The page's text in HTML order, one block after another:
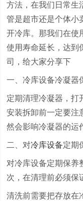
方法，在我们日常生
管是超市还是个体小
开冷库。那我们在使
使用寿命延长，达到
司，给大家分享下
一、冷库设备冷凝器
定期清理冷凝器，打
安装拆卸前一定要注
然会影响冷凝器的运
二、对冷库设备定期
对冷库设备定期保养
次，在清理前必须保
清洗前需要把存放在